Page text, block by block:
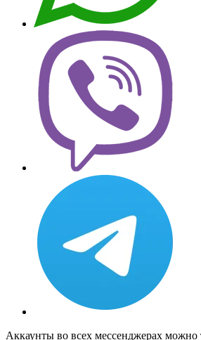
Аккаунты во всех мессенджерах можно